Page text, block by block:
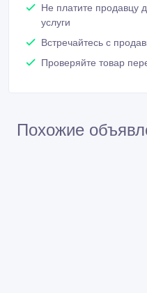
Не платите продавцу
услуги
Встречайтесь с
Проверяйте товар
Похожие